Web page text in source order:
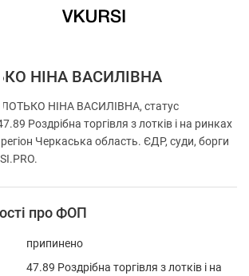
НІНА ВАСИЛІВНА
НІНА ВАСИЛІВНА, статус
Роздрібна торгівля з лотків і на ринках
Черкаська область. ЄДР, суди, борги
про ФОП
припинено
47.89 Роздрібна торгівля з лотків і на